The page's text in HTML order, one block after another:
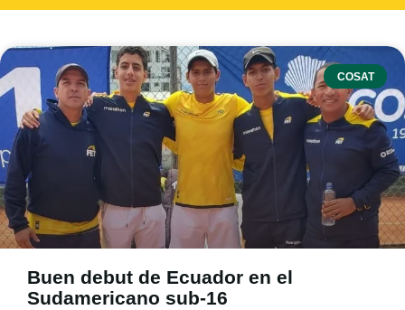
COSAT
Buen debut de Ecuador en el
Sudamericano sub-16